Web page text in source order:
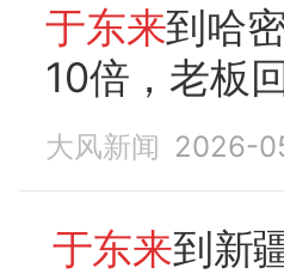
于东来到哈
10倍，老板
支付了 2000
大风新闻 2026-
于东来到新